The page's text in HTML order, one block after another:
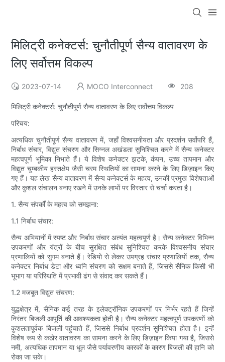
मिलिट्री कनेक्टर्स: चुनौतीपूर्ण सैन्य वातावरण के
लिए सर्वोत्तम विकल्प
2023-07-14 MOCO Interconnect 208
मिलिट्री कनेक्टर्स: चुनौतीपूर्ण सैन्य वातावरण के लिए सर्वोत्तम विकल्प
परिचय:
अत्यधिक चुनौतीपूर्ण सैन्य वातावरण में, जहाँ विश्वसनीयता और प्रदर्शन सर्वोपरि हैं,
निर्बाध संचार, विद्युत संचरण और सिग्नल अखंडता सुनिश्चित करने में सैन्य कनेक्टर
महत्वपूर्ण भूमिका निभाते हैं। ये विशेष कनेक्टर झटके, कंपन, उच्च तापमान और
विद्युत चुम्बकीय हस्तक्षेप जैसी चरम स्थितियों का सामना करने के लिए डिज़ाइन किए
गए हैं। यह लेख सैन्य वातावरण में सैन्य कनेक्टर्स के महत्व, उनकी प्रमुख विशेषताओं
और कुशल संचालन बनाए रखने में उनके लाभों पर विस्तार से चर्चा करता है।
1. सैन्य संपर्कों के महत्व को समझना:
1.1 निर्बाध संचार:
सैन्य अभियानों में स्पष्ट और निर्बाध संचार अत्यंत महत्वपूर्ण है। सैन्य कनेक्टर विभिन्न
उपकरणों और यंत्रों के बीच सुरक्षित संबंध सुनिश्चित करके विश्वसनीय संचार
प्रणालियों को सुगम बनाते हैं। रेडियो से लेकर उपग्रह संचार प्रणालियों तक, सैन्य
कनेक्टर निर्बाध डेटा और ध्वनि संचरण को सक्षम बनाते हैं, जिससे सैनिक किसी भी
भूभाग या परिस्थिति में प्रभावी ढंग से संवाद कर सकते हैं।
1.2 मजबूत विद्युत संचरण:
युद्धक्षेत्र में, सैनिक कई तरह के इलेक्ट्रॉनिक उपकरणों पर निर्भर रहते हैं जिन्हें
निरंतर बिजली आपूर्ति की आवश्यकता होती है। सैन्य कनेक्टर महत्वपूर्ण उपकरणों को
कुशलतापूर्वक बिजली पहुंचाते हैं, जिससे निर्बाध प्रदर्शन सुनिश्चित होता है। इन्हें
विशेष रूप से कठोर वातावरण का सामना करने के लिए डिज़ाइन किया गया है, जिससे
नमी, अत्यधिक तापमान या धूल जैसे पर्यावरणीय कारकों के कारण बिजली की हानि को
रोका जा सके।